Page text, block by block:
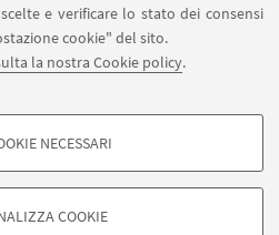
e verificare lo stato dei consensi
cookie" del sito.
la nostra Cookie policy.
- FACOLTATIVI
loro comportamento sul sito, per analisi
NECESSARI
COOKIE
Contatti